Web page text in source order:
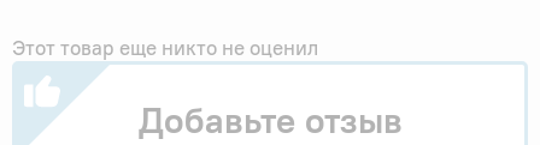
Этот товар еще никто не оценил
Добавьте отзыв